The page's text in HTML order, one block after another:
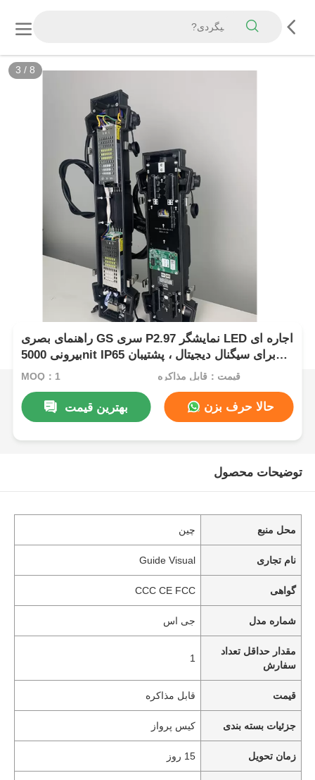
3 / 8
راهنمای بصری GS سری P2.97 نمایشگر LED اجاره ای
بیرونی 5000nit IP65 برای سیگنال دیجیتال ، پشتیبان
MOQ：1 قیمت：قابل مذاکره
بهترین قیمت حالا حرف بزن
توضیحات محصول
محل منبع چین
نام تجاری Guide Visual
گواهی CCC CE FCC
شماره مدل جی اس
مقدار حداقل تعداد
سفارش
1
قیمت قابل مذاکره
جزئیات بسته بندی کیس پرواز
زمان تحویل 15 روز